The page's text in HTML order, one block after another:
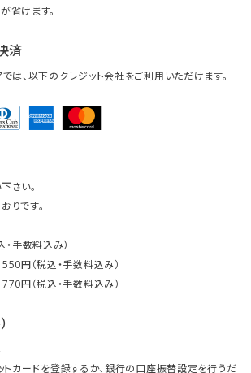
省けます。
済
は、以下のクレジット会社をご利用いただけます。
さい。
りです。
手数料込み）
円（税込・手数料込み）
円（税込・手数料込み）
トカードを登録するか、銀行の口座振替設定を行うだ